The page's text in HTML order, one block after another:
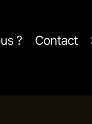
? Contact